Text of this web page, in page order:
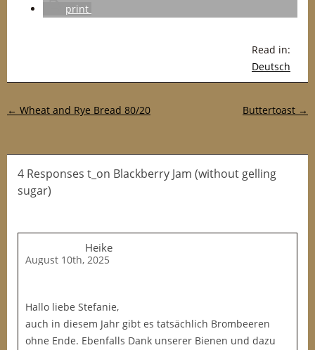
print
Read in:
Deutsch
Post navigation
← Wheat and Rye Bread 80/20 Buttertoast →
4 Responses t_on Blackberry Jam (without gelling
sugar)
Heike
August 10th, 2025
Hallo liebe Stefanie,
auch in diesem Jahr gibt es tatsächlich Brombeeren
ohne Ende. Ebenfalls Dank unserer Bienen und dazu